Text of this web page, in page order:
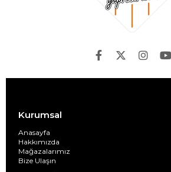
Kurumsal
Anasayfa
Hakkımızda
Mağazalarımız
Bize Ulaşın